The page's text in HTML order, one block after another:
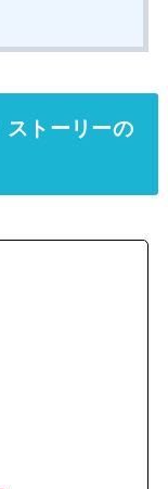
ストーリーの